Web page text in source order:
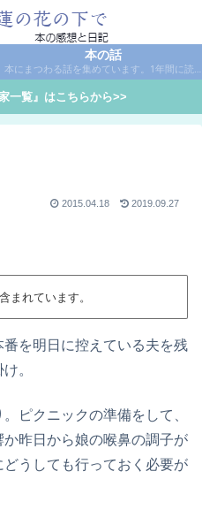
本の話
本にまつわる話を集めています。1年間に読んだ本の総括や、本に関する話題など。
一覧』はこちらから>>
2015.04.18 2019.09.27
まれています。
を明日に控えている夫を残
。
ピクニックの準備をして、
昨日から娘の喉鼻の調子が
うしても行っておく必要が